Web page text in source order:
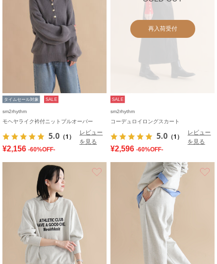
タイムセール対象 SALE
sm2rhythm
モヘヤライク衿付ニットプルオーバー
5.0 （1）
レビュー
を見る
¥2,156 -60%OFF-
再入荷受付
SALE
sm2rhythm
コーデュロイロングスカート
5.0 （1）
レビュー
を見る
¥2,596 -60%OFF-